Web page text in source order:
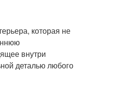
которая не
внутри
деталью любого